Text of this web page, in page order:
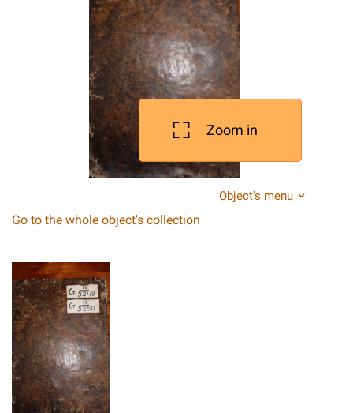
Zoom in
Object's menu
Go to the whole object's collection